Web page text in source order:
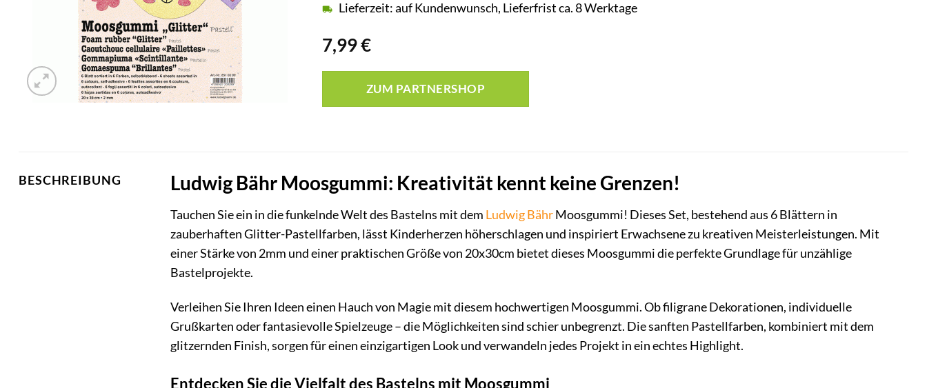
7,99€
Lieferzeit: auf Kundenwunsch, Lieferfrist ca. 8 Werktage
ZUM PARTNERSHOP
BESCHREIBUNG Ludwig Bähr Moosgummi: Kreativität kennt keine Grenzen!
Tauchen Sie ein in die funkelnde Welt des Bastelns mit dem Ludwig BährMoosgummi! Dieses Set, bestehend aus 6 Blättern in
zauberhaften Glitter-Pastellfarben, lässt Kinderherzen höherschlagen und inspiriert Erwachsene zu kreativen Meisterleistungen. Mit
einer Stärke von 2mm und einer praktischen Größe von 20x30cm bietet dieses Moosgummi die perfekte Grundlage für unzählige
Bastelprojekte.
Verleihen Sie Ihren Ideen einen Hauch von Magie mit diesem hochwertigen Moosgummi. Ob filigrane Dekorationen, individuelle
Grußkarten oder fantasievolle Spielzeuge – die Möglichkeiten sind schier unbegrenzt. Die sanften Pastellfarben, kombiniert mit dem
glitzernden Finish, sorgen für einen einzigartigen Look und verwandeln jedes Projekt in ein echtes Highlight.
Entdecken Sie die Vielfalt des Bastelns mit Moosgummi